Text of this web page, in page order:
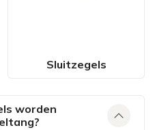
Sluitzegels
worden